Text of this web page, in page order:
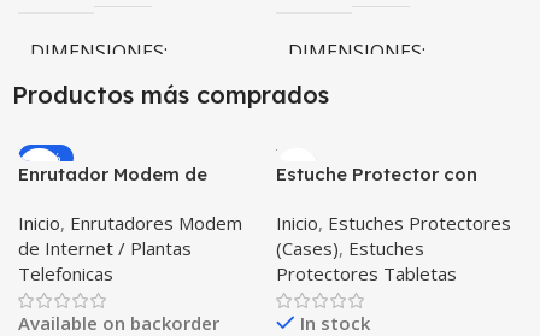
DIMENSIONES
COLOR Negro
DIMENSIONES
Productos más comprados
-20%
Enrutador Modem de
Libre Todo Operador 4G
LTE SIMCARD
Inicio, Enrutadores Modem
de Internet / Plantas
Telefonicas
Available on backorder
Estuche Protector con
Tablet Samsung Galaxy
Tab A8 10.5 2021 – 2022
SM-x200 SM-x205 Anti
golpes con soporte
Inicio, Estuches Protectores
(Cases), Estuches
Protectores Tabletas
In stock